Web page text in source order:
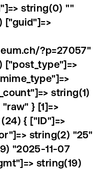
string(0) ""
["guid"]=>
?p=27057"
["post_type"]=>
string(1)
} [1]=>
{ ["ID"]=>
string(2) "25"
"2025-11-07
string(19)